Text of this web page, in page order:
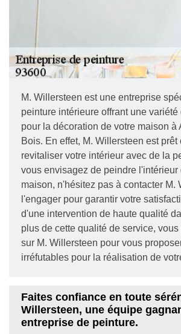
M. Willersteen est une entreprise
peinture intérieure offrant une
pour la décoration de votre maison à
Bois. En effet, M. Willersteen est
revitaliser votre intérieur avec de la
vous envisagez de peindre l'intérieur
maison, n'hésitez pas à contacter M.
l'engager pour garantir votre
d'une intervention de haute qualité
plus de cette qualité de service,
sur M. Willersteen pour vous
irréfutables pour la réalisation de
Faites confiance en toute
Willersteen, une équipe
entreprise de peinture.